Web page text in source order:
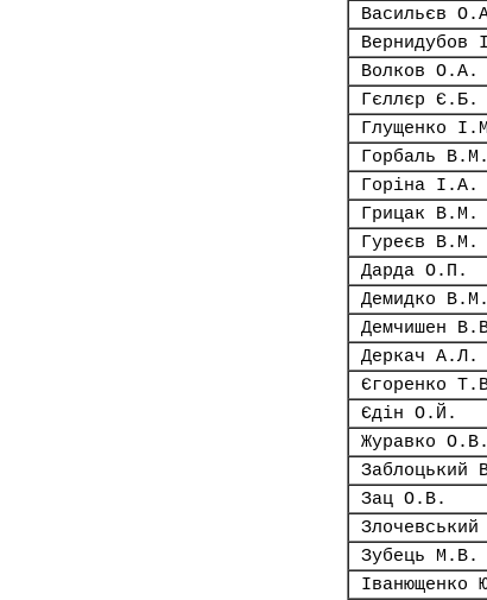
Васильєв
Вернидубов
Волков О.А.
Гєллєр Є.Б.
Глущенко
Горбаль В.М.
Горіна І.А.
Грицак В.М.
Гуреєв В.М.
Дарда О.П.
Демидко В.М.
Демчишен
Деркач А.Л.
Єгоренко
Єдін О.Й.
Журавко О.В.
Заблоцький
Зац О.В.
Зубець М.В.
Іванющенко